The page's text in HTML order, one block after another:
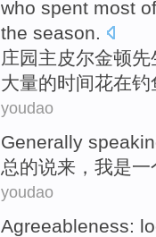
who spent most of
the season.
庄园主皮尔金顿先
大量的时间花在钓
youdao
Generally
总的说来， 我是一
youdao
Agreeableness: